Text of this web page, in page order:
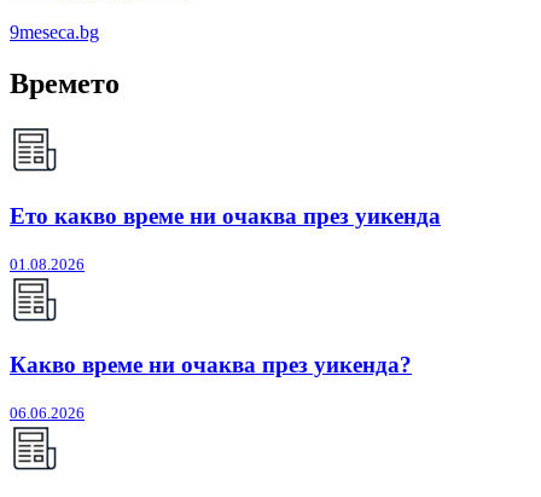
9meseca.bg
Времето
Ето какво време ни очаква през уикенда
01.08.2026
Какво време ни очаква през уикенда?
06.06.2026